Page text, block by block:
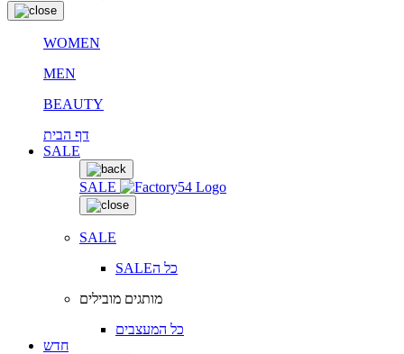
WOMEN
MEN
BEAUTY
דף הבית
SALE
SALE
SALE
SALEכל ה
מותגים מובילים
כל המעצבים
חדש